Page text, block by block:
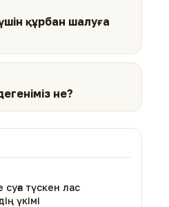
үшін құрбан шалуға
не?
суға түскен лас
үкімі